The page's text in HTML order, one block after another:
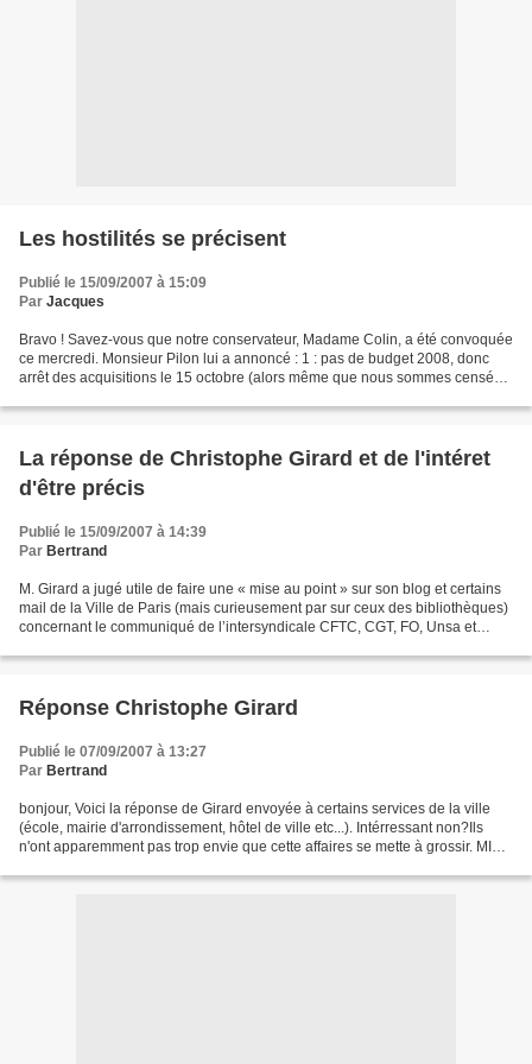
Les hostilités se précisent
Publié le 15/09/2007 à 15:09
Par Jacques
Bravo ! Savez-vous que notre conservateur, Madame Colin, a été convoquée
ce mercredi. Monsieur Pilon lui a annoncé : 1 : pas de budget 2008, donc
arrêt des acquisitions le 15 octobre (alors même que nous sommes censés
La réponse de Christophe Girard et de l'intéret
d'être précis
Publié le 15/09/2007 à 14:39
Par Bertrand
M. Girard a jugé utile de faire une « mise au point » sur son blog et certains
mail de la Ville de Paris (mais curieusement par sur ceux des bibliothèques)
concernant le communiqué de l’intersyndicale CFTC, CGT, FO, Unsa et
Réponse Christophe Girard
Publié le 07/09/2007 à 13:27
Par Bertrand
bonjour, Voici la réponse de Girard envoyée à certains services de la ville
(école, mairie d'arrondissement, hôtel de ville etc...). Intérressant non?Ils
n'ont apparemment pas trop envie que cette affaires se mette à grossir. MISE